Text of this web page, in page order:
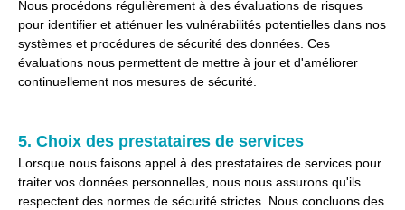
Nous procédons régulièrement à des évaluations de risques
pour identifier et atténuer les vulnérabilités potentielles dans nos
systèmes et procédures de sécurité des données. Ces
évaluations nous permettent de mettre à jour et d'améliorer
continuellement nos mesures de sécurité.
5. Choix des prestataires de services
Lorsque nous faisons appel à des prestataires de services pour
traiter vos données personnelles, nous nous assurons qu'ils
respectent des normes de sécurité strictes. Nous concluons des